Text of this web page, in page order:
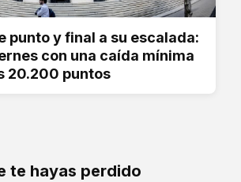
punto y final a su escalada:
con una caída mínima
20.200 puntos
te hayas perdido